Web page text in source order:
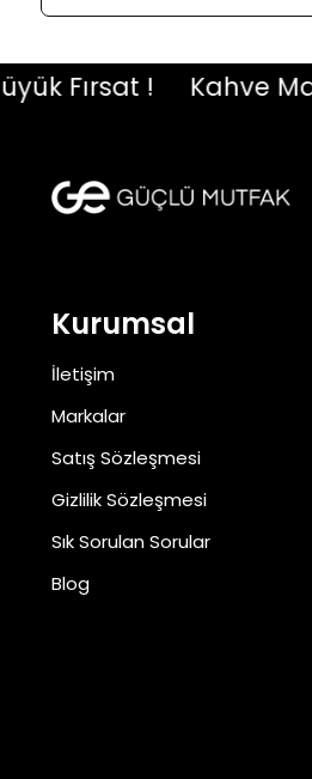
Fırsat ! Kahve
Kurumsal
İletişim
Markalar
Satış Sözleşmesi
Gizlilik Sözleşmesi
Sık Sorulan Sorular
Blog